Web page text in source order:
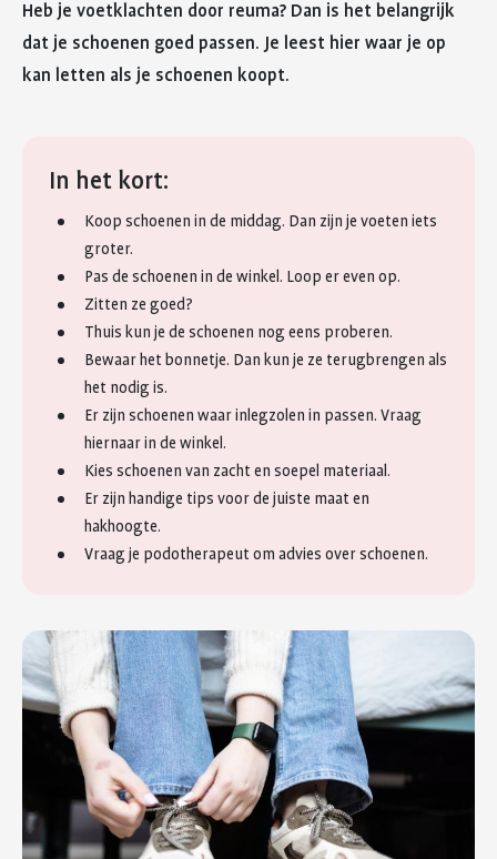
Heb je voetklachten door reuma? Dan is het belangrijk
dat je schoenen goed passen. Je leest hier waar je op
kan letten als je schoenen koopt.
In het kort:
Koop schoenen in de middag. Dan zijn je voeten iets
groter.
Pas de schoenen in de winkel. Loop er even op.
Zitten ze goed?
Thuis kun je de schoenen nog eens proberen.
Bewaar het bonnetje. Dan kun je ze terugbrengen als
het nodig is.
Er zijn schoenen waar inlegzolen in passen. Vraag
hiernaar in de winkel.
Kies schoenen van zacht en soepel materiaal.
Er zijn handige tips voor de juiste maat en
hakhoogte.
Vraag je podotherapeut om advies over schoenen.